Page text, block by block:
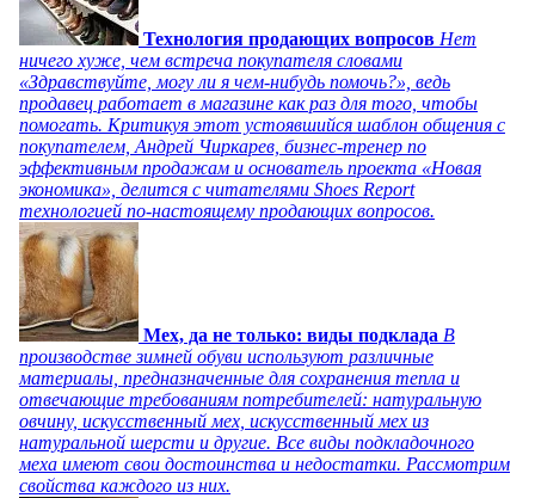
Технология продающих вопросов Нет
ничего хуже, чем встреча покупателя словами
«Здравствуйте, могу ли я чем-нибудь помочь?», ведь
продавец работает в магазине как раз для того, чтобы
помогать. Критикуя этот устоявшийся шаблон общения с
покупателем, Андрей Чиркарев, бизнес-тренер по
эффективным продажам и основатель проекта «Новая
экономика», делится с читателями Shoes Report
технологией по-настоящему продающих вопросов.
Мех, да не только: виды подклада В
производстве зимней обуви используют различные
материалы, предназначенные для сохранения тепла и
отвечающие требованиям потребителей: натуральную
овчину, искусственный мех, искусственный мех из
натуральной шерсти и другие. Все виды подкладочного
меха имеют свои достоинства и недостатки. Рассмотрим
свойства каждого из них.